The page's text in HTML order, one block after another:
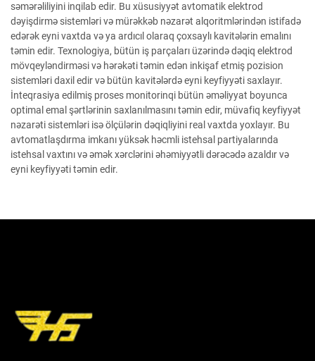
səmərəliliyini inqilab edir. Bu xüsusiyyət avtomatik elektrod
dəyişdirmə sistemləri və mürəkkəb nəzarət alqoritmlərindən istifadə
edərək eyni vaxtda və ya ardıcıl olaraq çoxsaylı kavitələrin emalını
təmin edir. Texnologiya, bütün iş parçaları üzərində dəqiq elektrod
mövqeyləndirməsi və hərəkəti təmin edən inkişaf etmiş pozision
sistemləri daxil edir və bütün kavitələrdə eyni keyfiyyəti saxlayır.
İnteqrasiya edilmiş proses monitorinqi bütün əməliyyat boyunca
optimal emal şərtlərinin saxlanılmasını təmin edir, müvafiq keyfiyyət
nəzarəti sistemləri isə ölçülərin dəqiqliyini real vaxtda yoxlayır. Bu
avtomatlaşdırma imkanı yüksək həcmli istehsal partiyalarında
istehsal vaxtını və əmək xərclərini əhəmiyyətli dərəcədə azaldır və
eyni keyfiyyəti təmin edir.